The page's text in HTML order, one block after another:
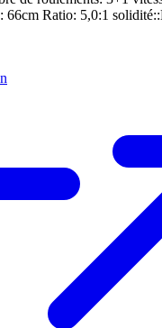
66cm Ratio: 5,0:1